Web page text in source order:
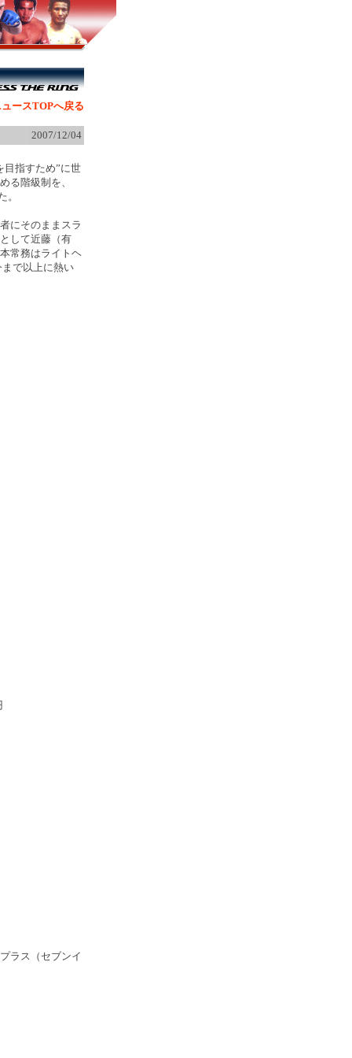
ースTOPへ戻る
2007/12/04
指すため”に世
る階級制を、
。
にそのままスラ
して近藤（有
常務はライトヘ
で以上に熱い
ラス（セブンイ